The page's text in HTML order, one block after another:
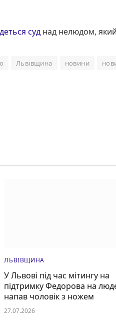
суд над нелюдом,
Львівщина новини
ЛЬВІВЩИНА
У Львові під час мітингу на
підтримку Федорова на
напав чоловік з ножем
27.07.2026